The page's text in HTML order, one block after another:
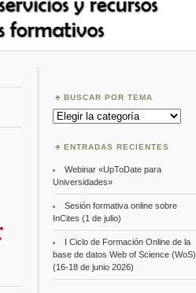
BUSCAR POR TEMA
Buscar
por
ENTRADAS RECIENTES
Webinar «UpToDate para
Universidades»
Sesión formativa online sobre
InCites (1 de julio)
I Ciclo de Formación Online de la
base de datos Web of Science (WoS)
(16-18 de junio 2026)